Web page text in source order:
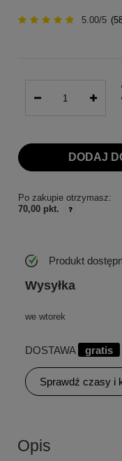
5.00/5 (
DODAJ
Po zakupie otrzymasz:
70,00 pkt.
Produkt
Wysyłka
we wtorek
DOSTAWA gratis
Sprawdź czasy i
Opis